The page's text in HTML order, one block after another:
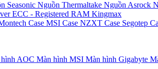
Seasonic Nguồn Thermaltake Nguồn Asrock
ECC - Registered RAM Kingmax
Case MSI Case NZXT Case Segotep
AOC Màn hình MSI Màn hình Gigabyte